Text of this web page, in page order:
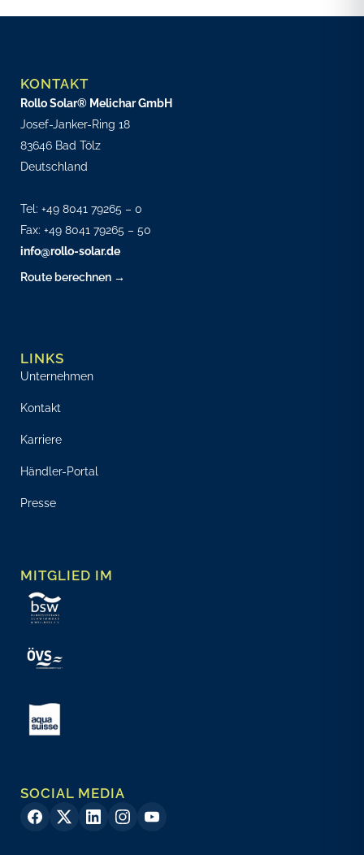
KONTAKT
Rollo Solar® Melichar GmbH
Josef-Janker-Ring 18
83646 Bad Tölz
Deutschland
Tel: +49 8041 79265 – 0
Fax: +49 8041 79265 – 50
info@rollo-solar.de
Route berechnen →
LINKS
Unternehmen
Kontakt
Karriere
Händler-Portal
Presse
MITGLIED IM
SOCIAL MEDIA